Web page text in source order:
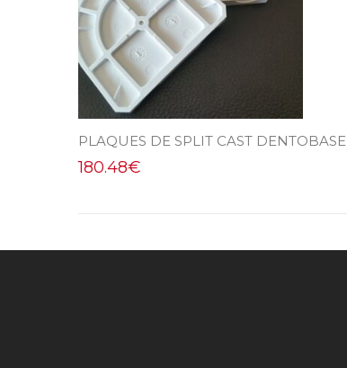
PLAQUES DE SPLIT CAST DENTOBASE
180.48€